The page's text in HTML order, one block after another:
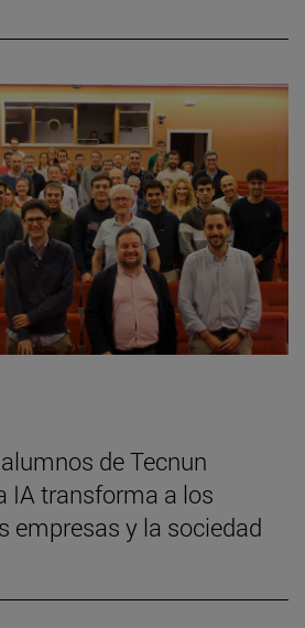
de Tecnun
IA transforma a los
empresas y la sociedad